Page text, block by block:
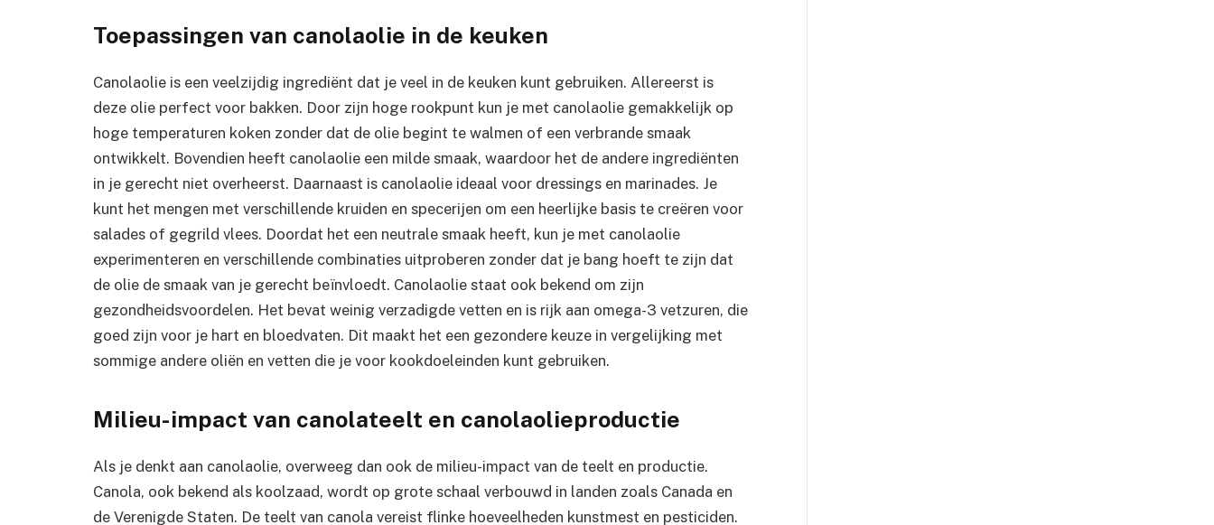
Toepassingen van canolaolie in de keuken
Canolaolie is een veelzijdig ingrediënt dat je veel in de keuken kunt gebruiken. Allereerst is
deze olie perfect voor bakken. Door zijn hoge rookpunt kun je met canolaolie gemakkelijk op
hoge temperaturen koken zonder dat de olie begint te walmen of een verbrande smaak
ontwikkelt. Bovendien heeft canolaolie een milde smaak, waardoor het de andere ingrediënten
in je gerecht niet overheerst. Daarnaast is canolaolie ideaal voor dressings en marinades. Je
kunt het mengen met verschillende kruiden en specerijen om een heerlijke basis te creëren voor
salades of gegrild vlees. Doordat het een neutrale smaak heeft, kun je met canolaolie
experimenteren en verschillende combinaties uitproberen zonder dat je bang hoeft te zijn dat
de olie de smaak van je gerecht beïnvloedt. Canolaolie staat ook bekend om zijn
gezondheidsvoordelen. Het bevat weinig verzadigde vetten en is rijk aan omega-3 vetzuren, die
goed zijn voor je hart en bloedvaten. Dit maakt het een gezondere keuze in vergelijking met
sommige andere oliën en vetten die je voor kookdoeleinden kunt gebruiken.
Milieu-impact van canolateelt en canolaolieproductie
Als je denkt aan canolaolie, overweeg dan ook de milieu-impact van de teelt en productie.
Canola, ook bekend als koolzaad, wordt op grote schaal verbouwd in landen zoals Canada en
de Verenigde Staten. De teelt van canola vereist flinke hoeveelheden kunstmest en pesticiden.